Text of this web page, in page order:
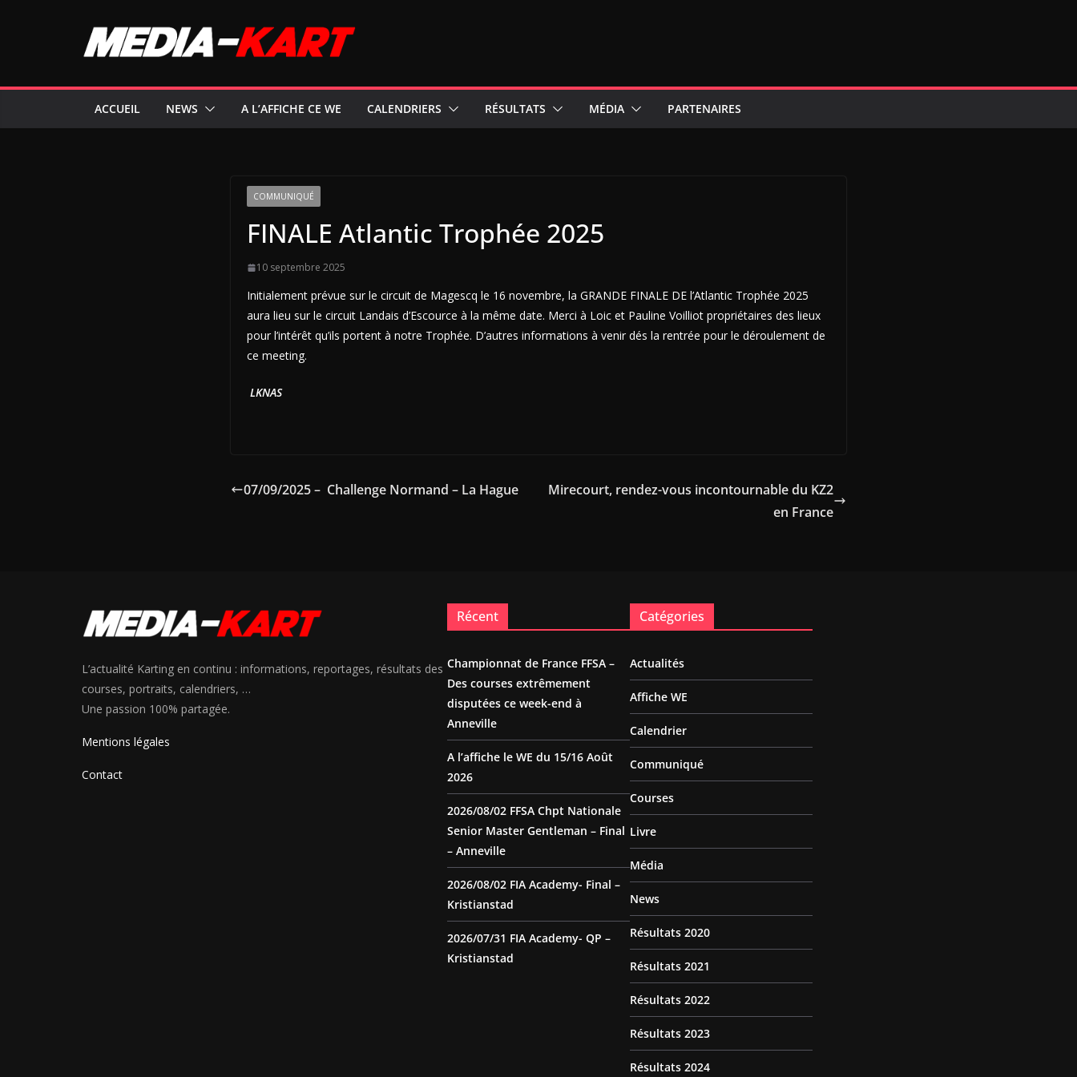
ACCUEIL NEWS A L’AFFICHE CE WE CALENDRIERS RÉSULTATS MÉDIA PARTENAIRES
COMMUNIQUÉ
FINALE Atlantic Trophée 2025
10 septembre 2025
Initialement prévue sur le circuit de Magescq le 16 novembre, la GRANDE FINALE DE l’Atlantic Trophée 2025
aura lieu sur le circuit Landais d’Escource à la même date. Merci à Loic et Pauline Voilliot propriétaires des lieux
pour l’intérêt qu’ils portent à notre Trophée. D’autres informations à venir dés la rentrée pour le déroulement de
ce meeting.
LKNAS
07/09/2025 – Challenge Normand – La Hague
Mirecourt, rendez-vous incontournable du KZ2
en France
L’actualité Karting en continu : informations, reportages, résultats des
courses, portraits, calendriers, …
Une passion 100% partagée.
Mentions légales
Contact
Récent
Championnat de France FFSA –
Des courses extrêmement
disputées ce week-end à
Anneville
A l’affiche le WE du 15/16 Août
2026
2026/08/02 FFSA Chpt Nationale
Senior Master Gentleman – Final
– Anneville
2026/08/02 FIA Academy- Final –
Kristianstad
2026/07/31 FIA Academy- QP –
Kristianstad
Catégories
Actualités
Affiche WE
Calendrier
Communiqué
Courses
Livre
Média
News
Résultats 2020
Résultats 2021
Résultats 2022
Résultats 2023
Résultats 2024